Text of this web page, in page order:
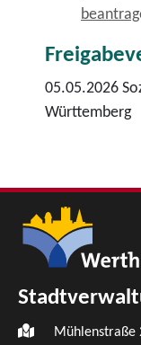
05.05.2026
Württemberg
Mühlenstraße